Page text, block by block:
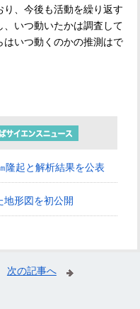
、今後も活動を繰り返す
いつ動いたかは調査して
はいつ動くのかの推測はで
隆起と解析結果を公表
地形図を初公開
次の記事へ